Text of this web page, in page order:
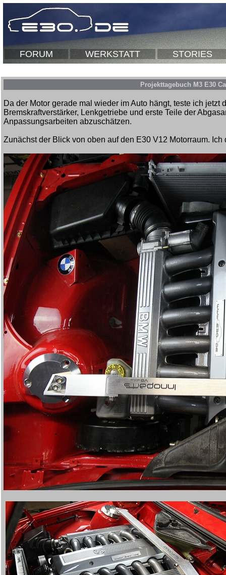
FORUM WERKSTATT STORIES
Projekttagebuch M3 E30
Da der Motor gerade mal wieder im Auto hängt, teste ich
Bremskraftverstärker, Lenkgetriebe und erste Teile der
Anpassungsarbeiten abzuschätzen.
Zunächst der Blick von oben auf den E30 V12 Motorraum.